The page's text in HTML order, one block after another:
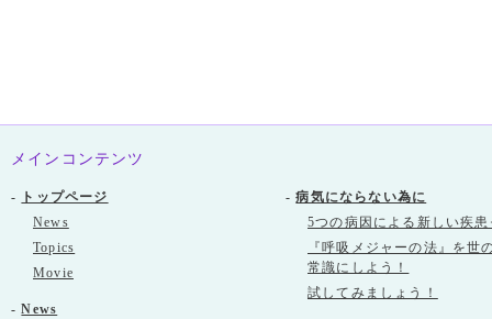
メインコンテンツ
-
トップページ
News
Topics
Movie
-News
-病気にならない為に
5つの病因による新しい疾
『呼吸メジャーの法』を世
常識にしよう！
試してみましょう！